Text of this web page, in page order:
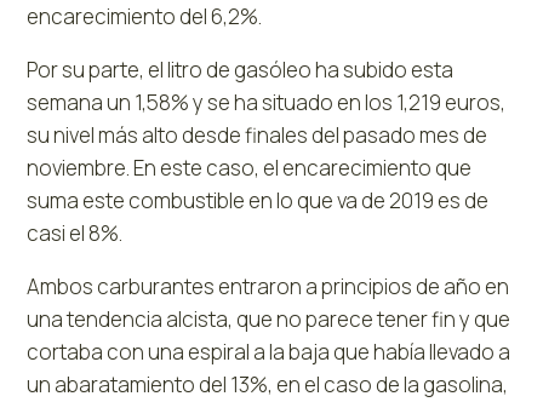
encarecimiento del 6,2%.
Por su parte, el litro de gasóleo ha subido esta
semana un 1,58% y se ha situado en los 1,219 euros,
su nivel más alto desde finales del pasado mes de
noviembre. En este caso, el encarecimiento que
suma este combustible en lo que va de 2019 es de
casi el 8%.
Ambos carburantes entraron a principios de año en
una tendencia alcista, que no parece tener fin y que
cortaba con una espiral a la baja que había llevado a
un abaratamiento del 13%, en el caso de la gasolina,